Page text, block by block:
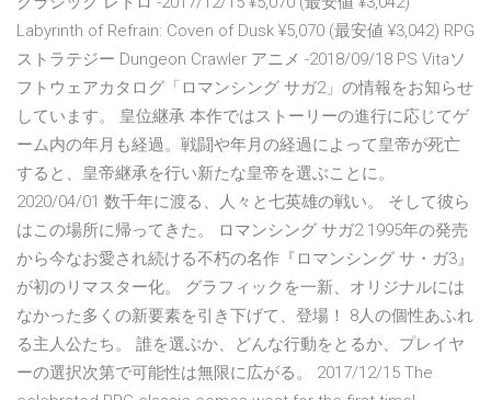
Labyrinth of Refrain: Coven of Dusk ¥5,070 (最安値 ¥3,042) RPG
ストラテジー Dungeon Crawler アニメ -2018/09/18 PS Vitaソ
フトウェアカタログ「ロマンシング サガ2」の情報をお知らせ
しています。 皇位継承 本作ではストーリーの進行に応じてゲ
ーム内の年月も経過。戦闘や年月の経過によって皇帝が死亡
すると、皇帝継承を行い新たな皇帝を選ぶことに。
2020/04/01 数千年に渡る、人々と七英雄の戦い。 そして彼ら
はこの場所に帰ってきた。 ロマンシング サガ2 1995年の発売
から今なお愛され続ける不朽の名作『ロマンシング サ・ガ3』
が初のリマスター化。 グラフィックを一新、オリジナルには
なかった多くの新要素を引き下げて、登場！ 8人の個性あふれ
る主人公たち。 誰を選ぶか、どんな行動をとるか、プレイヤ
ーの選択次第で可能性は無限に広がる。 2017/12/15 The